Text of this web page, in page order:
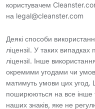
користувачем
на legal@cleanster.com
Деякі способи
ліцензії. У таких
ліцензії. Інше
окремими угодами чи
матимуть умови цих угод.
поширюються на все інше
наших знаків, яке не